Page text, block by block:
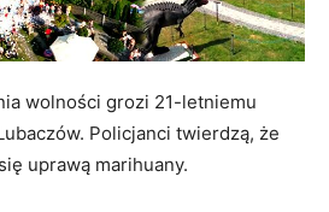
wolności grozi 21-letniemu
Policjanci twierdzą, że
uprawą marihuany.